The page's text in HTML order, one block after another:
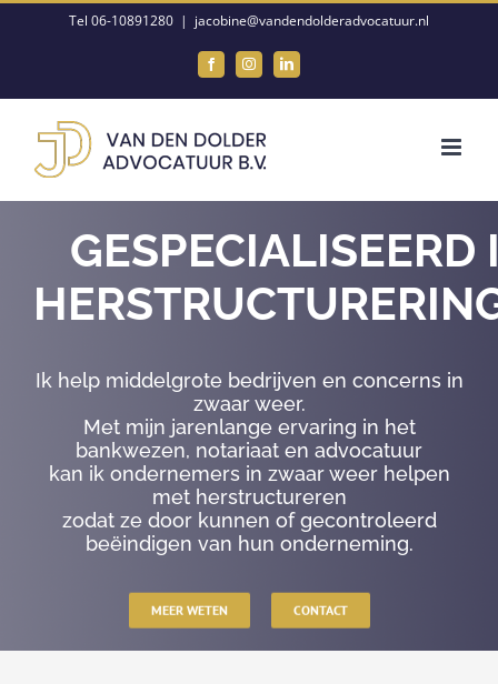
Tel 06-10891280 | jacobine@vandendolderadvocatuur.nl
FacebookInstagramLinkedIn
GESPECIALISEERD
Ik help middelgrote bedrijven en concerns in
zwaar weer.
Met mijn jarenlange ervaring in het
bankwezen, notariaat en advocatuur
kan ik ondernemers in zwaar weer helpen
met herstructureren
zodat ze door kunnen of gecontroleerd
beëindigen van hun onderneming.
MEER WETEN CONTACT